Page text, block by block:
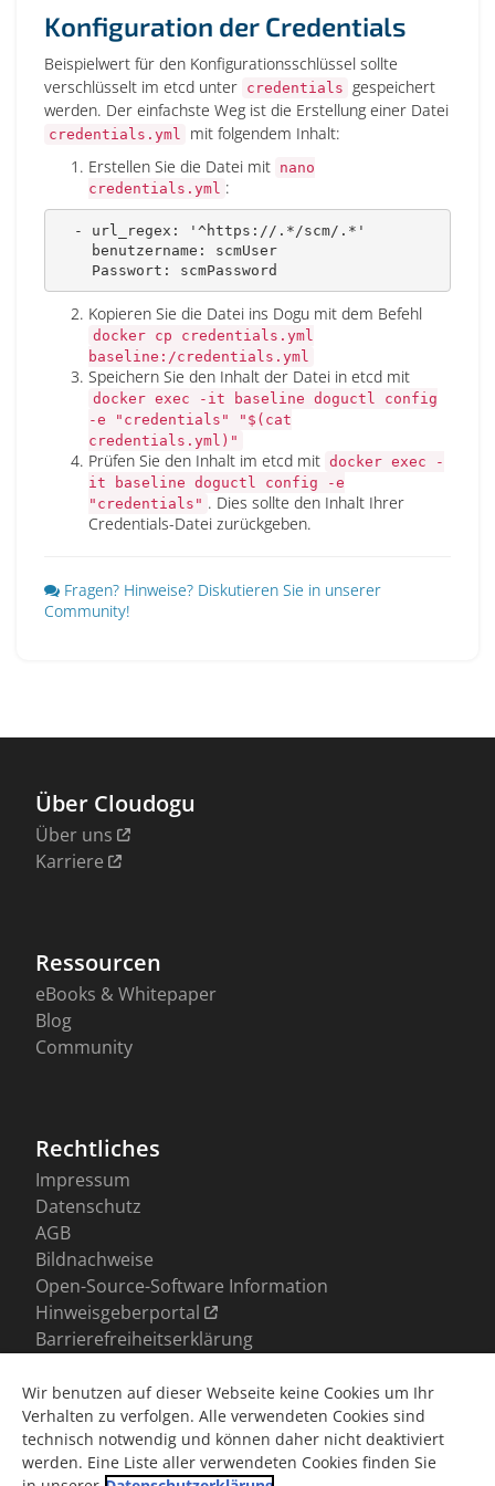
Konfiguration der Credentials
Beispielwert für den Konfigurationsschlüssel sollte
verschlüsselt im etcd unter credentials gespeichert
werden. Der einfachste Weg ist die Erstellung einer Datei
credentials.yml
mit folgendem Inhalt:
Erstellen Sie die Datei mit nano
credentials.yml :
- url_regex :
'^https://.*/scm/.*'
benutzername :
scmUser
Passwort : scmPassword
Kopieren Sie die Datei ins Dogu mit dem Befehl
docker cp credentials.yml
baseline:/credentials.yml
Speichern Sie den Inhalt der Datei in etcd mit
docker exec -it baseline doguctl config
-e "credentials" "$(cat
credentials.yml)"
Prüfen Sie den Inhalt im etcd mit docker exec -
it baseline doguctl config -e
"credentials" . Dies sollte den Inhalt Ihrer
Credentials-Datei zurückgeben.
Fragen? Hinweise? Diskutieren Sie in unserer
Community!
Wir benutzen auf dieser Webseite keine Cookies um Ihr
Verhalten zu verfolgen. Alle verwendeten Cookies sind
technisch notwendig und können daher nicht deaktiviert
werden. Eine Liste aller verwendeten Cookies finden Sie